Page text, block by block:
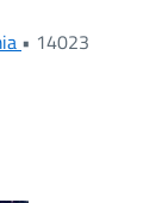
• 14023